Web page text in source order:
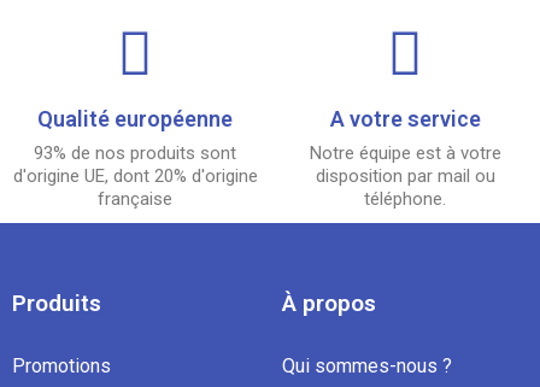
Qualité européenne
93% de nos produits sont
d'origine UE, dont 20% d'origine
française
A votre service
Notre équipe est à votre
disposition par mail ou
téléphone.
Produits
Promotions
À propos
Qui sommes-nous ?